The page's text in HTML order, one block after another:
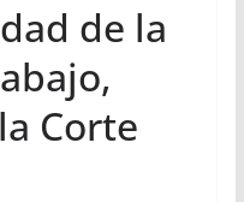
de la
Corte